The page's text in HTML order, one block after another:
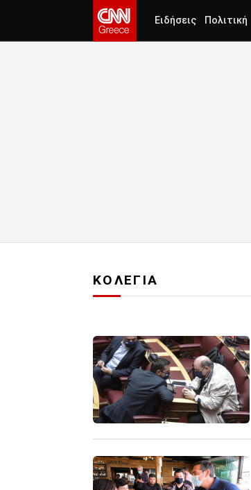
Ειδήσεις Πολιτική
ΚΟΛΕΓΙΑ